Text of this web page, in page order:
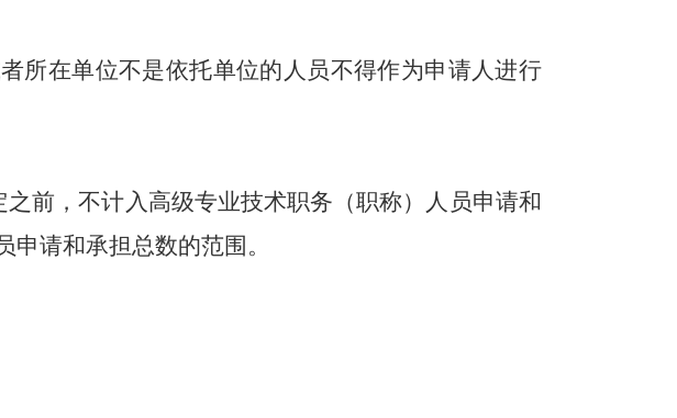
所在单位不是依托单位的人员不得作为申请人进行
前，不计入高级专业技术职务（职称）人员申请和
请和承担总数的范围。